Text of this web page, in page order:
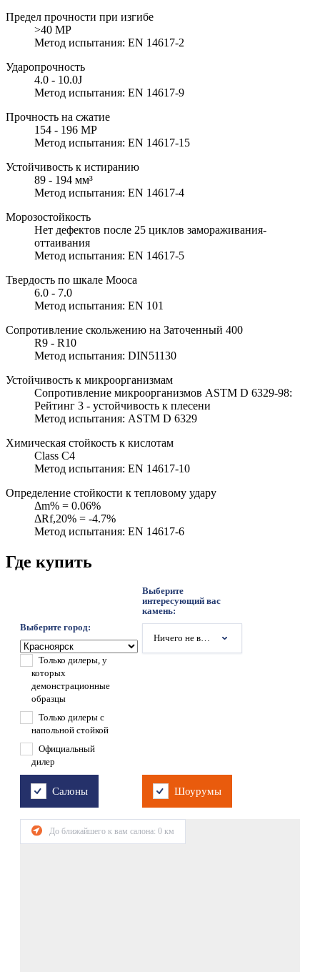
Предел прочности при изгибе
>40 MP
Метод испытания: EN 14617-2
Ударопрочность
4.0 - 10.0J
Метод испытания: EN 14617-9
Прочность на сжатие
154 - 196 MP
Метод испытания: EN 14617-15
Устойчивость к истиранию
89 - 194 мм³
Метод испытания: EN 14617-4
Морозостойкость
Нет дефектов после 25 циклов замораживания-
оттаивания
Метод испытания: EN 14617-5
Твердость по шкале Мооса
6.0 - 7.0
Метод испытания: EN 101
Сопротивление скольжению на Заточенный 400
R9 - R10
Метод испытания: DIN51130
Устойчивость к микроорганизмам
Сопротивление микроорганизмов ASTM D 6329-98:
Рейтинг 3 - устойчивость к плесени
Метод испытания: ASTM D 6329
Химическая стойкость к кислотам
Class C4
Метод испытания: EN 14617-10
Определение стойкости к тепловому удару
Δm% = 0.06%
ΔRf,20% = -4.7%
Метод испытания: EN 14617-6
Где купить
Выберите город:
Выберите
интересующий вас
камень:
Ничего не выбрано
Только дилеры, у
которых
демонстрационные
образцы
Только дилеры с
напольной стойкой
Официальный
дилер
Салоны Шоурумы
До ближайшего к вам салона: 0 км